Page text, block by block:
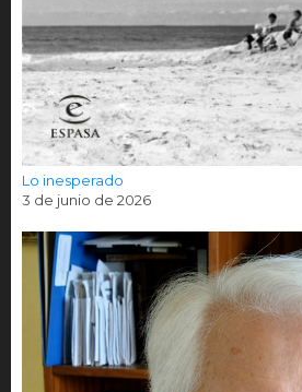
Lo inesperado
3 de junio de 2026